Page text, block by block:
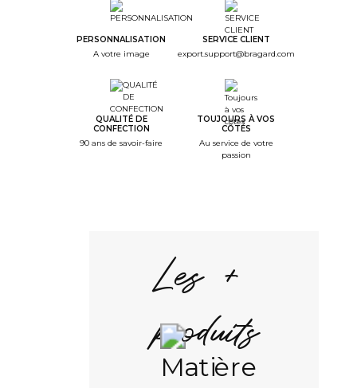
PERSONNALISATION
A votre image
SERVICE CLIENT
export.support@bragard.com
QUALITÉ DE
CONFECTION
90 ans de savoir-faire
TOUJOURS À VOS
CÔTÉS
Au service de votre
passion
Les +
produits